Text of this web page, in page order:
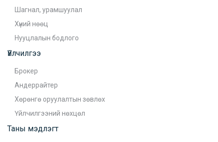
Шагнал, урамшуулал
Хүний нөөц
Нууцлалын бодлого
Үйлчилгээ
Брокер
Андеррайтер
Хөрөнгө оруулалтын зөвлөх
Үйлчилгээний нөхцөл
Таны мэдлэгт